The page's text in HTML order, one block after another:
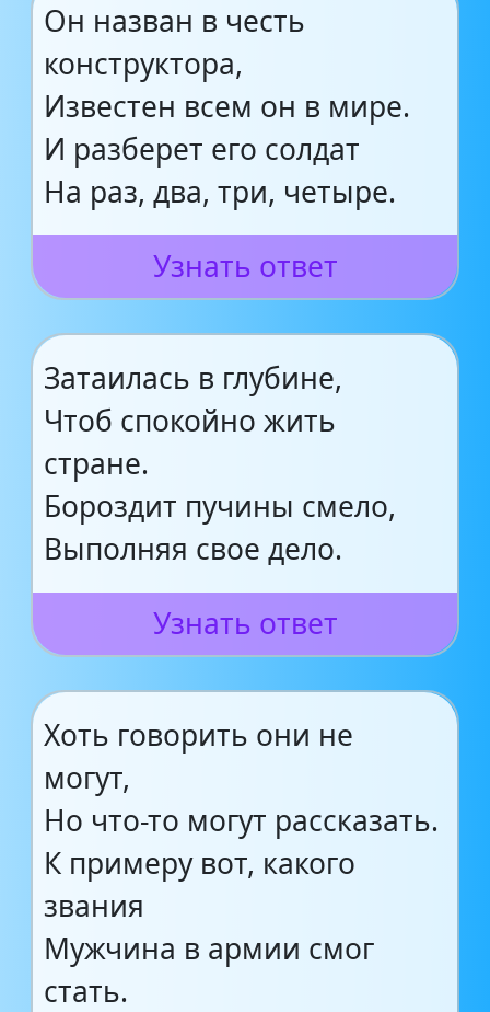
Он назван в честь
конструктора,
Известен всем он в мире.
И разберет его солдат
На раз, два, три, четыре.
Узнать ответ
Затаилась в глубине,
Чтоб спокойно жить
стране.
Бороздит пучины смело,
Выполняя свое дело.
Узнать ответ
Хоть говорить они не
могут,
Но что-то могут рассказать.
К примеру вот, какого
звания
Мужчина в армии смог
стать.